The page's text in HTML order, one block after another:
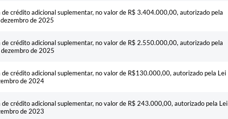
crédito adicional suplementar, no valor de R$ 3.404.000,00, autorizado pela
de 2025
crédito adicional suplementar, no valor de R$ 2.550.000,00, autorizado pela
de 2025
crédito adicional suplementar, no valor de R$130.000,00, autorizado pela Lei
de 2024
crédito adicional suplementar, no valor de R$ 243.000,00, autorizado pela Lei
de 2023